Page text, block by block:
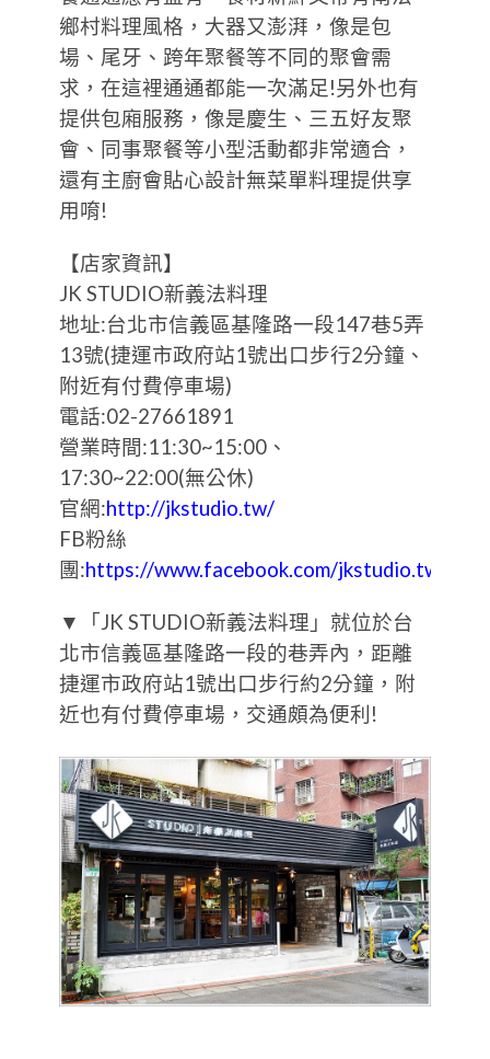
鄉村料理風格，大器又澎湃，像是包
場、尾牙、跨年聚餐等不同的聚會需
求，在這裡通通都能一次滿足!另外也有
提供包廂服務，像是慶生、三五好友聚
會、同事聚餐等小型活動都非常適合，
還有主廚會貼心設計無菜單料理提供享
用唷!
【店家資訊】
JK STUDIO新義法料理
地址:台北市信義區基隆路一段147巷5弄
13號(捷運市政府站1號出口步行2分鐘、
附近有付費停車場)
電話:02-27661891
營業時間:11:30~15:00、
17:30~22:00(無公休)
官網:http://jkstudio.tw/
FB粉絲
團:https://www.facebook.com/jkstudio.tw/
▼「JK STUDIO新義法料理」就位於台
北市信義區基隆路一段的巷弄內，距離
捷運市政府站1號出口步行約2分鐘，附
近也有付費停車場，交通頗為便利!